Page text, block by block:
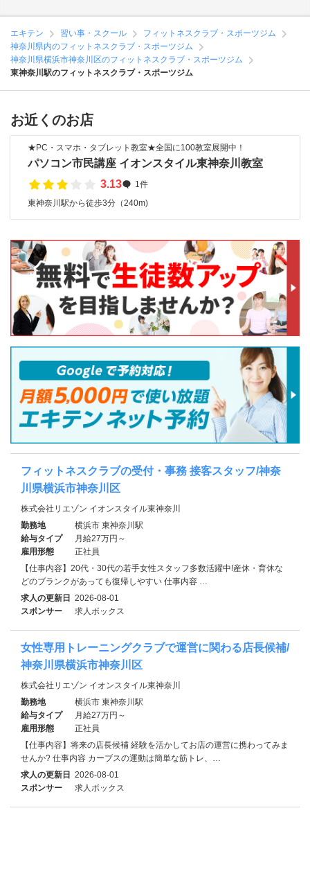
エキテン 習い事・スクール
フィットネスクラブ・スポーツジム
神奈川県内のフィットネスクラブ・スポーツジム
神奈川県横浜市神奈川区のフィットネスクラブ・スポーツジム
東神奈川駅のフィットネスクラブ・スポーツジム
お近くのお店
★PC・スマホ・タブレット教室★全国に100教室展開中！
パソコン市民講座 イオンスタイル東神奈川教室
3.13
1件
東神奈川駅から徒歩3分（240m)
フィットネスクラブの受付・事務 接客スタッフ/神奈
川県横浜市神奈川区
株式会社リエゾン イオンスタイル東神奈川
勤務地
横浜市 東神奈川駅
給与タイプ
月給27万円～
雇用形態
正社員
【仕事内容】20代・30代の若手女性スタッフ多数活躍中!産休・育休な
どのブランクがあっても復帰しやすい 仕事内容 …
求人の更新日 2026-08-01
スポンサー
求人ボックス
女性専用トレーニングクラブで運営に関わる店長候補/
神奈川県横浜市神奈川区
株式会社リエゾン イオンスタイル東神奈川
勤務地
横浜市 東神奈川駅
給与タイプ
月給27万円～
雇用形態
正社員
【仕事内容】将来の店長候補 経験を活かしてお店の運営に携わってみま
せんか? 仕事内容 カーブスの運動は簡単な筋トレ、…
求人の更新日 2026-08-01
スポンサー
求人ボックス